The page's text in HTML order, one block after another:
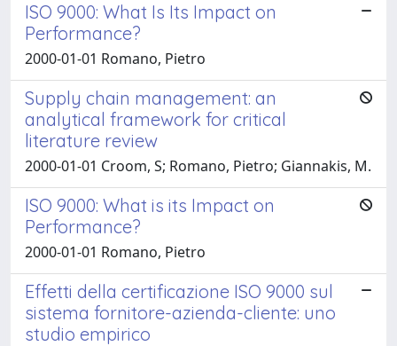
ISO 9000: What Is Its Impact on
Performance?
2000-01-01 Romano, Pietro
Supply chain management: an
analytical framework for critical
literature review
2000-01-01 Croom, S; Romano, Pietro; Giannakis, M.
ISO 9000: What is its Impact on
Performance?
2000-01-01 Romano, Pietro
Effetti della certificazione ISO 9000 sul
sistema fornitore-azienda-cliente: uno
studio empirico